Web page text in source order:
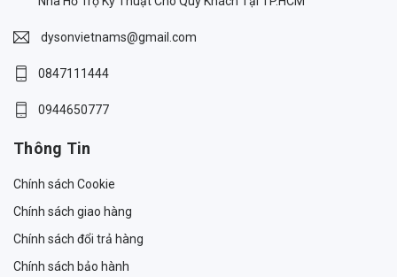
dysonvietnams@gmail.com
0847111444
0944650777
Thông Tin
Chính sách Cookie
Chính sách giao hàng
Chính sách đổi trả hàng
Chính sách bảo hành